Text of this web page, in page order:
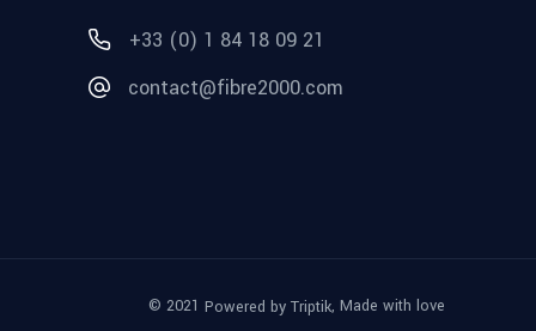
+33 (0) 1 84 18 09 21
contact@fibre2000.com
© 2021 Powered by Triptik, Made with love